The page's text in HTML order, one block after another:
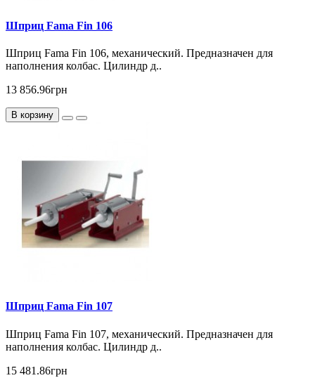
Шприц Fama Fin 106
Шприц Fama Fin 106, механический. Предназначен для
наполнения колбас. Цилиндр д..
13 856.96грн
В корзину
Шприц Fama Fin 107
Шприц Fama Fin 107, механический. Предназначен для
наполнения колбас. Цилиндр д..
15 481.86грн